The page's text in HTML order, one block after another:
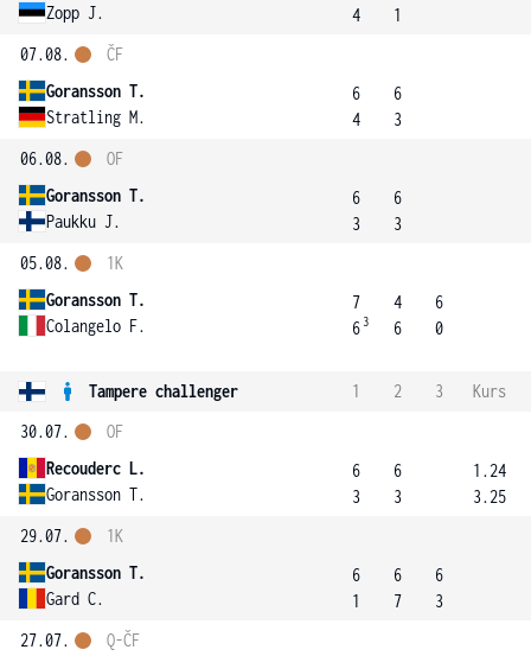
Zopp J.
4
1
07.08.
Goransson T.
Stratling M.
ČF
6
4
6
3
06.08.
Goransson T.
Paukku J.
OF
6
3
6
3
05.08.
Goransson T.
Colangelo F.
1K
7
6 3
4
6
6
0
Tampere challenger 1 2 3
Kurs
30.07.
Recouderc L.
Goransson T.
OF
6
3
6
3
1.24
3.25
29.07.
Goransson T.
Gard C.
1K
6
1
6
7
6
3
27.07.
Q-ČF